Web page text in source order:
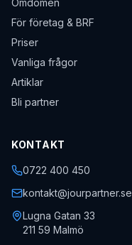
Omdömen
För företag & BRF
Priser
Vanliga frågor
Artiklar
Bli partner
KONTAKT
0722 400 450
kontakt@jourpartner.se
Lugna Gatan 33
211 59 Malmö